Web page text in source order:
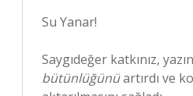
Su Yanar!
Saygıdeğer katkınız,
bütünlüğünüartırdı ve